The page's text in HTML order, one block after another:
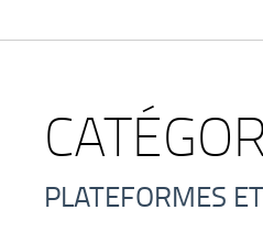
PLATEFORMES